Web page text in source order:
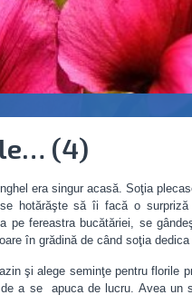
(4)
era singur acasă. Soţia
hotărăşte să îi facă o
pe fereastra bucătăriei, se
în grădină de când soţia
şi alege seminţe pentru florile
a se apuca de lucru. Avea un